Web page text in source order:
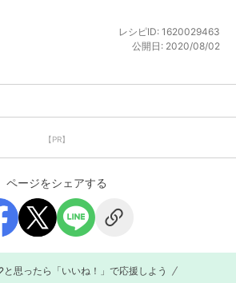
レシピID: 1620029463
公開日: 2020/08/02
【PR】
ページをシェアする
思ったら「いいね！」で応援しよう